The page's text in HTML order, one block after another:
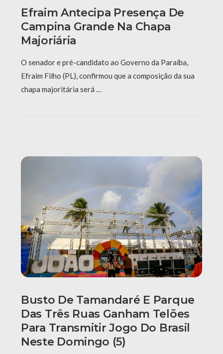
Efraim Antecipa Presença De
Campina Grande Na Chapa
Majoriária
O senador e pré-candidato ao Governo da Paraíba,
Efraim Filho (PL), confirmou que a composição da sua
chapa majoritária será …
Busto De Tamandaré E Parque
Das Três Ruas Ganham Telões
Para Transmitir Jogo Do Brasil
Neste Domingo (5)